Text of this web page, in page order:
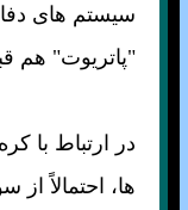
سيستم های
"پاتريوت" هم
در ارتباط با
ها، احتمالاً